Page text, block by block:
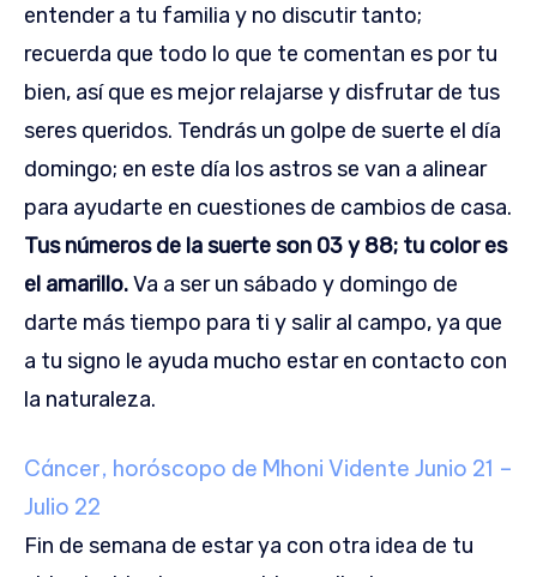
entender a tu familia y no discutir tanto;
recuerda que todo lo que te comentan es por tu
bien, así que es mejor relajarse y disfrutar de tus
seres queridos. Tendrás un golpe de suerte el día
domingo; en este día los astros se van a alinear
para ayudarte en cuestiones de cambios de casa.
Tus números de la suerte son 03 y 88; tu color es
el amarillo.Va a ser un sábado y domingo de
darte más tiempo para ti y salir al campo, ya que
a tu signo le ayuda mucho estar en contacto con
la naturaleza.
Cáncer, horóscopo de Mhoni Vidente Junio 21 –
Julio 22
Fin de semana de estar ya con otra idea de tu